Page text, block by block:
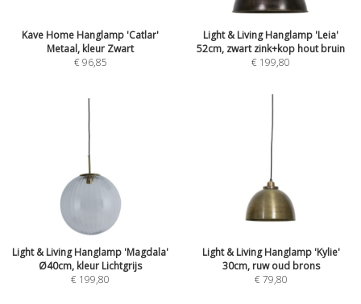
Kave Home Hanglamp 'Catlar'
Metaal, kleur Zwart
€ 96,85
Light & Living Hanglamp 'Leia'
52cm, zwart zink+kop hout bruin
€ 199,80
Light & Living Hanglamp 'Magdala'
Ø40cm, kleur Lichtgrijs
€ 199,80
Light & Living Hanglamp 'Kylie'
30cm, ruw oud brons
€ 79,80